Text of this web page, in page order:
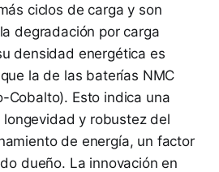
ciclos de carga y son
degradación por carga
densidad energética es
la de las baterías NMC
Cobalto). Esto indica una
y robustez del
de energía, un factor
dueño. La innovación en